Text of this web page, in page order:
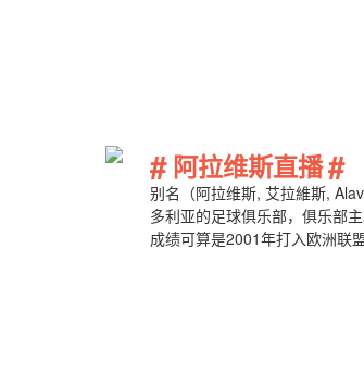
# 阿拉维斯直播#
别名（阿拉维斯, 艾拉維斯,
多利亚的足球俱乐部，俱乐部
成绩可算是2001年打入欧洲联